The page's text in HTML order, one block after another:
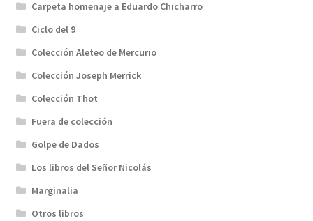
Carpeta homenaje a Eduardo Chicharro
Ciclo del 9
Colección Aleteo de Mercurio
Colección Joseph Merrick
Colección Thot
Fuera de colección
Golpe de Dados
Los libros del Señor Nicolás
Marginalia
Otros libros